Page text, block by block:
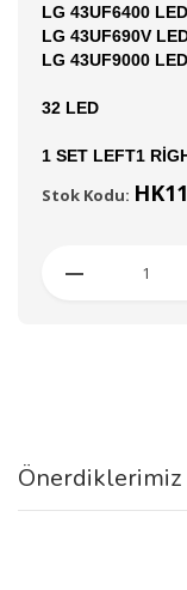
LG 43UF6400
LG 43UF690V
LG 43UF9000
32 LED
1 SET LEFT1
Stok Kodu:
Önerdiklerimiz